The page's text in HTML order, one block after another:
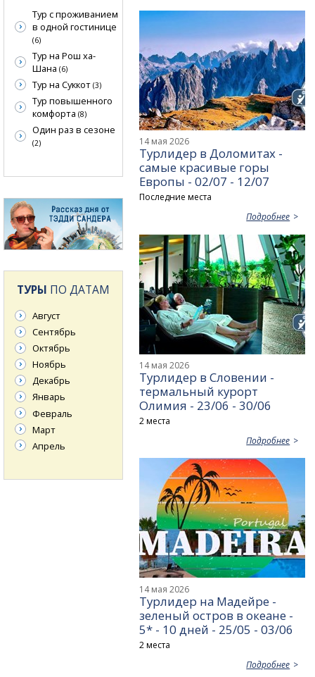
14 мая 2026
Турлидер в Доломитах -
самые красивые горы
Европы - 02/07 - 12/07
Последние места
Подробнее
14 мая 2026
Турлидер в Словении -
термальный курорт
Олимия - 23/06 - 30/06
2 места
Подробнее
14 мая 2026
Турлидер на Мадейре -
зеленый остров в океане -
5* - 10 дней - 25/05 - 03/06
2 места
Подробнее
Тур с проживанием
в одной гостинице
(6)
Тур на Рош ха-
Шана (6)
Тур на Суккот (3)
Тур повышенного
комфорта (8)
Один раз в сезоне
(2)
ТУРЫ ПО ДАТАМ
Август
Сентябрь
Октябрь
Ноябрь
Декабрь
Январь
Февраль
Март
Апрель